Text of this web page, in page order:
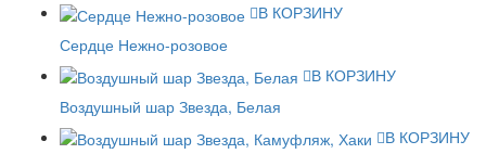
В КОРЗИНУ
Сердце Нежно-розовое
В КОРЗИНУ
Воздушный шар Звезда, Белая
В КОРЗИНУ